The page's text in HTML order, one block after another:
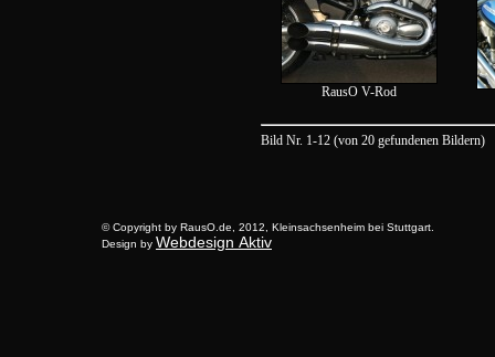
RausO V-Rod
Bild Nr. 1-12 (von 20 gefundenen Bildern)
© Copyright by RausO.de, 2012, Kleinsachsenheim bei Stuttgart.
Design by Webdesign Aktiv